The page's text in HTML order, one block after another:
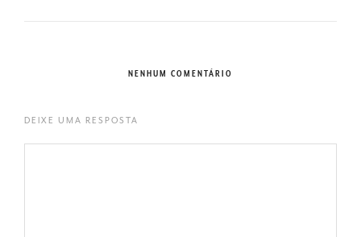
NENHUM COMENTÁRIO
DEIXE UMA RESPOSTA